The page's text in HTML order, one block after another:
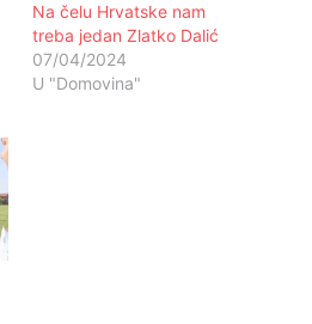
Na čelu Hrvatske nam
treba jedan Zlatko Dalić
07/04/2024
U "Domovina"